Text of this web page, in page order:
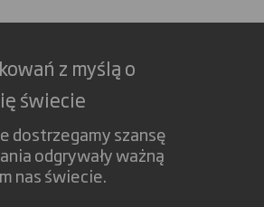
z myślą o
świecie
dostrzegamy szansę
odgrywały ważną
nas świecie.